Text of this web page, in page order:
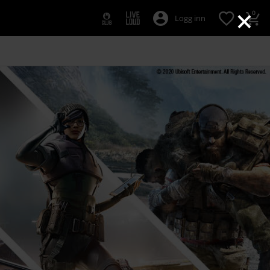
×
Logg inn 0